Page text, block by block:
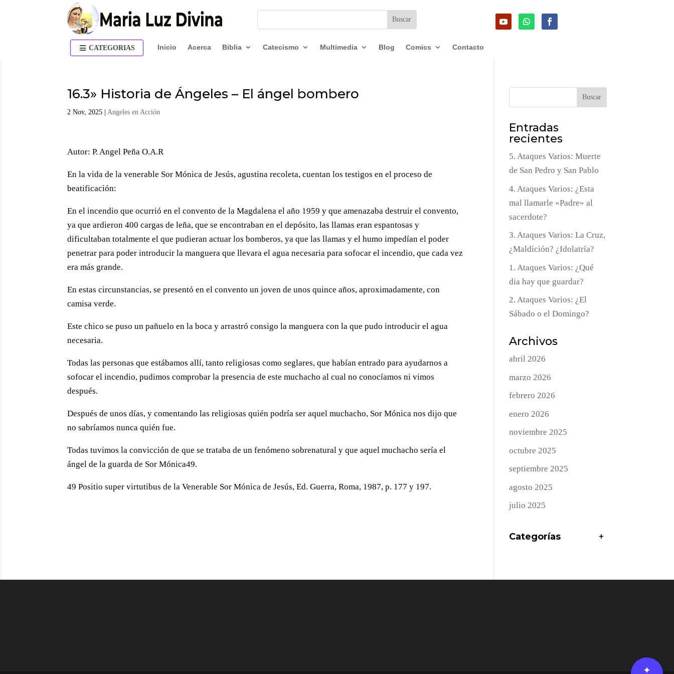
CATEGORIAS Inicio Acerca Biblia Catecismo Multimedia Blog Comics Contacto
16.3» Historia de Ángeles – El ángel bombero
2 Nov, 2025 |Angeles en Acción
Autor: P. Angel Peña O.A.R
En la vida de la venerable Sor Mónica de Jesús, agustina recoleta, cuentan los testigos en el proceso de
beatificación:
En el incendio que ocurrió en el convento de la Magdalena el año 1959 y que amenazaba destruir el convento,
ya que ardieron 400 cargas de leña, que se encontraban en el depósito, las llamas eran espantosas y
dificultaban totalmente el que pudieran actuar los bomberos, ya que las llamas y el humo impedían el poder
penetrar para poder introducir la manguera que llevara el agua necesaria para sofocar el incendio, que cada vez
era más grande.
En estas circunstancias, se presentó en el convento un joven de unos quince años, aproximadamente, con
camisa verde.
Este chico se puso un pañuelo en la boca y arrastró consigo la manguera con la que pudo introducir el agua
necesaria.
Todas las personas que estábamos allí, tanto religiosas como seglares, que habían entrado para ayudarnos a
sofocar el incendio, pudimos comprobar la presencia de este muchacho al cual no conocíamos ni vimos
después.
Después de unos días, y comentando las religiosas quién podría ser aquel muchacho, Sor Mónica nos dijo que
no sabríamos nunca quién fue.
Todas tuvimos la convicción de que se trataba de un fenómeno sobrenatural y que aquel muchacho sería el
ángel de la guarda de Sor Mónica49.
49 Positio super virtutibus de la Venerable Sor Mónica de Jesús, Ed. Guerra, Roma, 1987, p. 177 y 197.
Buscar
Entradas
recientes
5. Ataques Varios: Muerte
de San Pedro y San Pablo
4. Ataques Varios: ¿Esta
mal llamarle «Padre» al
sacerdote?
3. Ataques Varios: La Cruz,
¿Maldición? ¿Idolatría?
1. Ataques Varios: ¿Qué
dia hay que guardar?
2. Ataques Varios: ¿El
Sábado o el Domingo?
Archivos
abril 2026
marzo 2026
febrero 2026
enero 2026
noviembre 2025
octubre 2025
septiembre 2025
agosto 2025
julio 2025
Categorías +
✦